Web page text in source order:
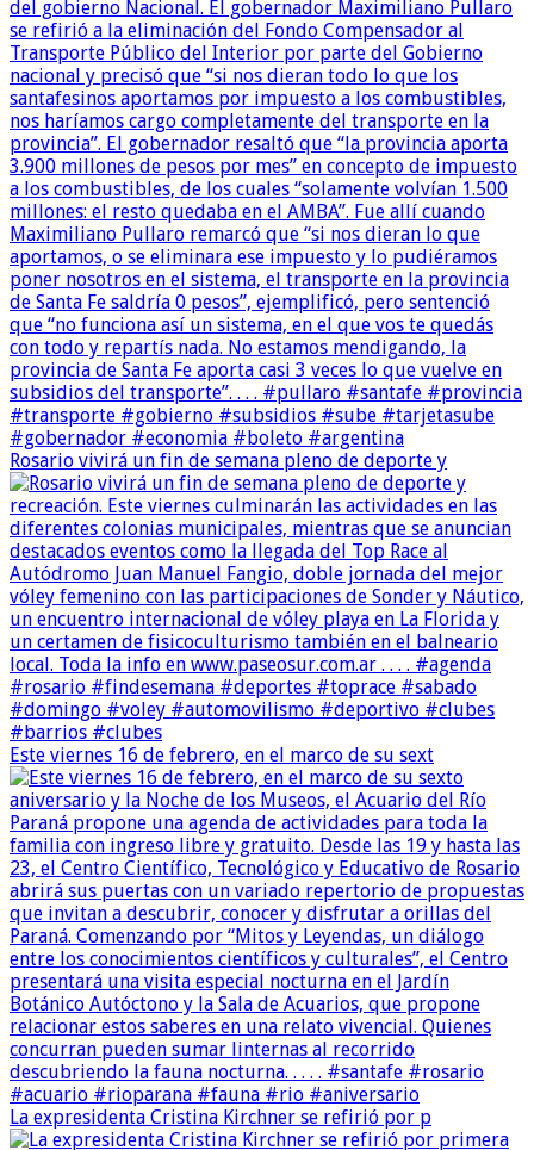
Rosario vivirá un fin de semana pleno de deporte y
Este viernes 16 de febrero, en el marco de su sext
La expresidenta Cristina Kirchner se refirió por p